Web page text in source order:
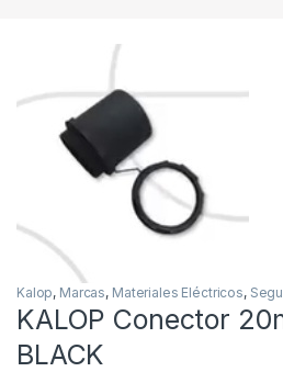
Kalop, Marcas, Materiales Eléctricos,
KALOP Conector
BLACK